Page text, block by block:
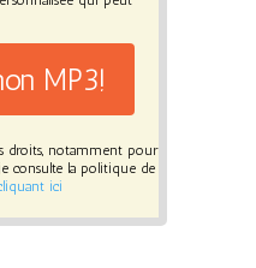
MP3!
droits, notamment pour
consulte la politique de
ici